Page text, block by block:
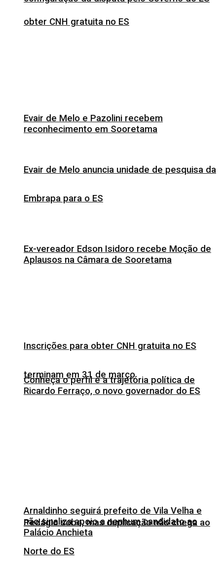
obter CNH gratuita no ES
Evair de Melo anuncia unidade de pesquisa da
Embrapa para o ES
Inscrições para obter CNH gratuita no ES
terminam em 31 de março
Pedágio sobe, mas duplicação não chega ao
Norte do ES
Evair de Melo e Pazolini recebem
reconhecimento em Sooretama
Ex-vereador Edson Isidoro recebe Moção de
Aplausos na Câmara de Sooretama
Conheça o perfil e a trajetória política de
Ricardo Ferraço, o novo governador do ES
Arnaldinho seguirá prefeito de Vila Velha e
não sinaliza apoio a nenhum candidato ao
Palácio Anchieta